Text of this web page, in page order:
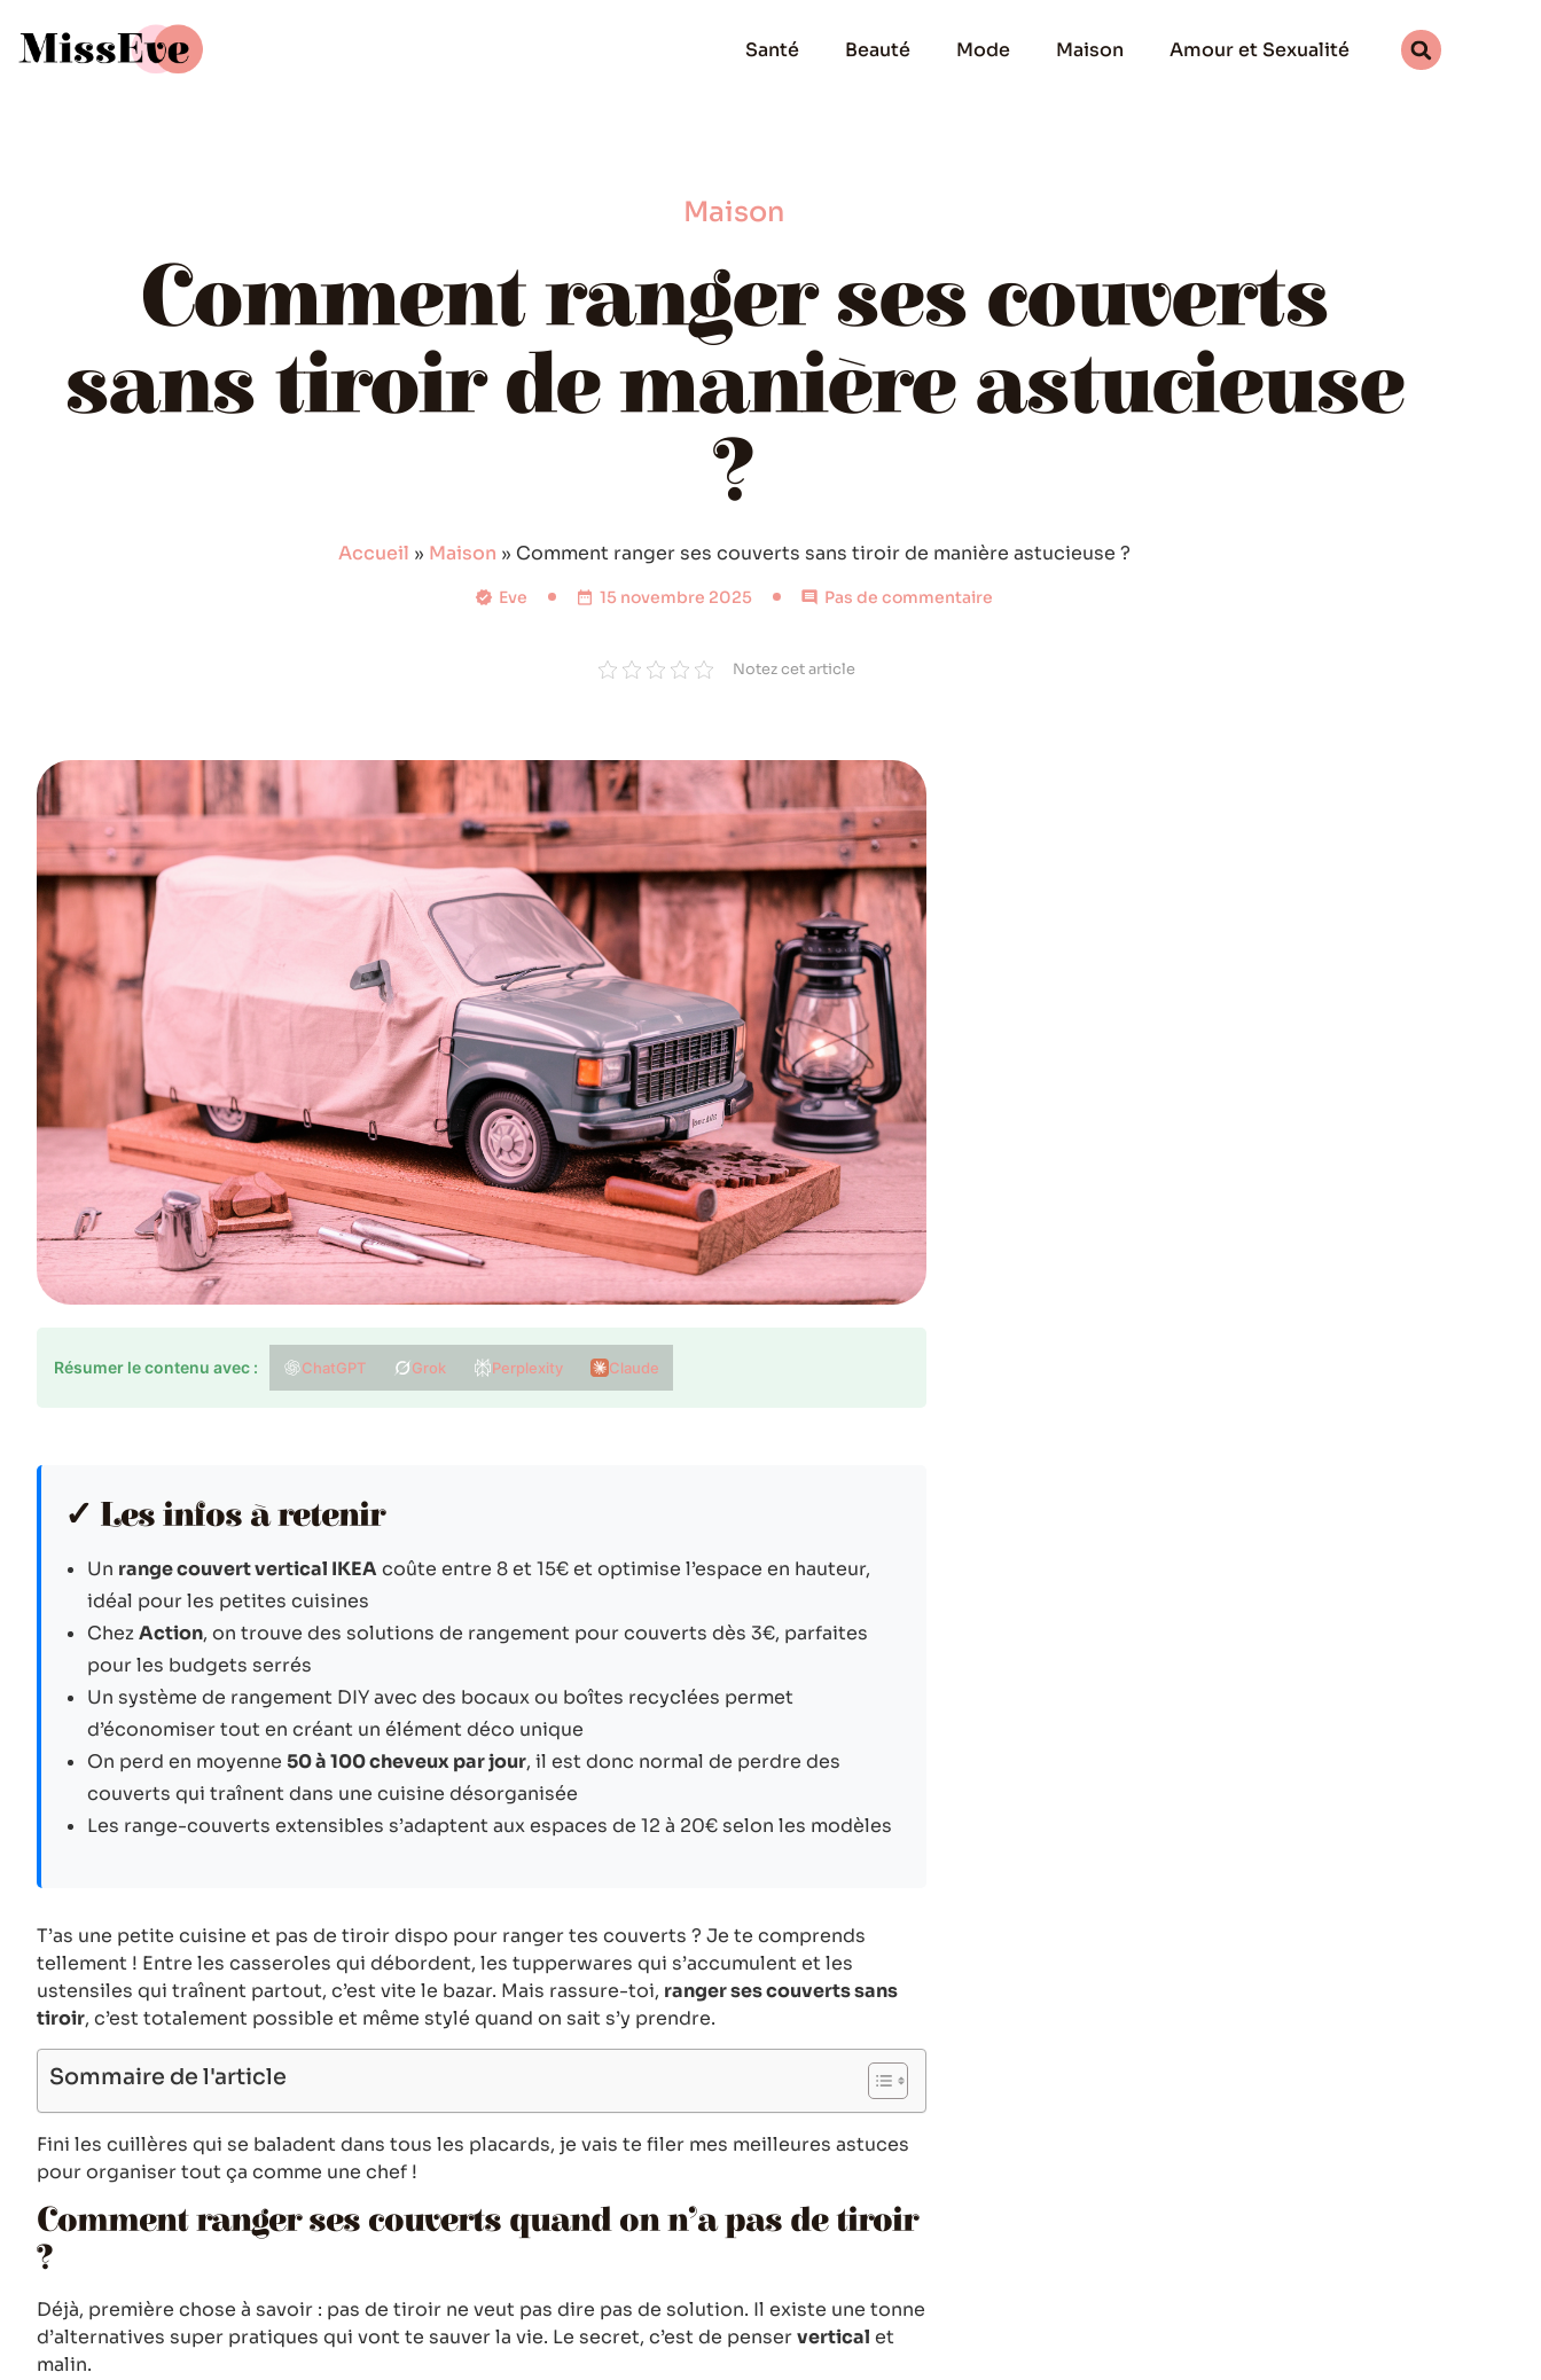
Santé Beauté Mode Maison Amour et Sexualité
Maison
Comment ranger ses couverts
sans tiroir de manière astucieuse
?
Accueil » Maison » Comment ranger ses couverts sans tiroir de manière astucieuse ?
Eve 15 novembre 2025 Pas de commentaire
Notez cet article
Résumer le contenu avec : ChatGPT Grok Perplexity Claude
✓ Les infos à retenir
Un range couvert vertical IKEAcoûte entre 8 et 15€ et optimise l’espace en hauteur,
idéal pour les petites cuisines
ChezAction, on trouve des solutions de rangement pour couverts dès 3€, parfaites
pour les budgets serrés
Un système de rangement DIY avec des bocaux ou boîtes recyclées permet
d’économiser tout en créant un élément déco unique
On perd en moyenne 50 à 100 cheveux par jour, il est donc normal de perdre des
couverts qui traînent dans une cuisine désorganisée
Les range-couverts extensibles s’adaptent aux espaces de 12 à 20€ selon les modèles
T’as une petite cuisine et pas de tiroir dispo pour ranger tes couverts ? Je te comprends
tellement ! Entre les casseroles qui débordent, les tupperwares qui s’accumulent et les
ustensiles qui traînent partout, c’est vite le bazar. Mais rassure-toi, ranger ses couverts sans
tiroir, c’est totalement possible et même stylé quand on sait s’y prendre.
Sommaire de l'article
Fini les cuillères qui se baladent dans tous les placards, je vais te filer mes meilleures astuces
pour organiser tout ça comme une chef !
Comment ranger ses couverts quand on n’a pas de tiroir
?
Déjà, première chose à savoir : pas de tiroir ne veut pas dire pas de solution. Il existe une tonne
d’alternatives super pratiques qui vont te sauver la vie. Le secret, c’est de penservertical et
malin.